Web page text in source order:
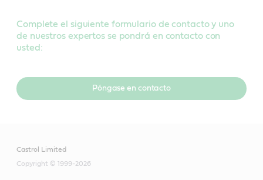
Complete el siguiente formulario de contacto y uno
de nuestros expertos se pondrá en contacto con
usted:
Póngase en contacto
Castrol Limited
Copyright © 1999-2026